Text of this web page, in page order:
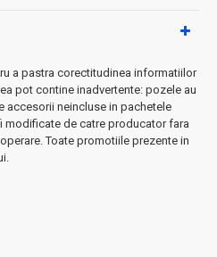
- direcționează aerul exact
- se integrează perfect în orice
ușoară în câteva minute, fără
compatibil cu orice priză
a pastra corectitudinea informatiilor
pot contine inadvertente: pozele au
accesorii neincluse in pachetele
modificate de catre producator fara
Toate promotiile prezente in